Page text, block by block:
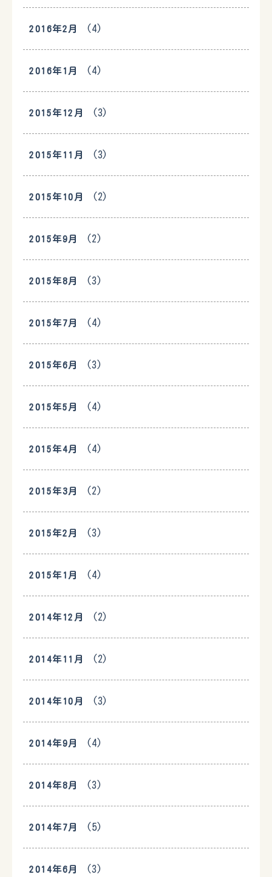
2016年2月 (4)
2016年1月 (4)
2015年12月 (3)
2015年11月 (3)
2015年10月 (2)
2015年9月 (2)
2015年8月 (3)
2015年7月 (4)
2015年6月 (3)
2015年5月 (4)
2015年4月 (4)
2015年3月 (2)
2015年2月 (3)
2015年1月 (4)
2014年12月 (2)
2014年11月 (2)
2014年10月 (3)
2014年9月 (4)
2014年8月 (3)
2014年7月 (5)
2014年6月 (3)